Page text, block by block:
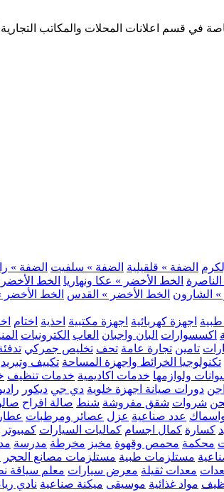
في قسم اعلانات المحلات والمكاتب
الضفة » قلقيلية الضفة » سلفيت الضفة »
الخط الأخضر » عكا ونهاريا الخط
» الشارون الخط الأخضر » القدس الخط الأخضر
طبية اجهزة كهربائية اجهزة مكتبية احذية اختام
اكسسوارات البان واجبان العاب الكترونيات
تامين تجارة عامة تحف تخليص جمركي
تكنولوجيا الخرائط واجهزة المساحة تكييف وتبريد
ولوازمها خدمات اكاديمية خدمات تنظيف
دورات صيانة اجهزة خلوية دي جي ديكور
شروات شقق مفروشة شنط صالة افراح
عدد صناعية عزل عصائر ومرطبات
كسارة كمال اجسام كماليات السيارات كمبيوتر
محكمة محمص وقهوة مخبز مخرطة مدرسة
مستلزمات طبية مستلزمات مصانع الحجر
معدات ثقيلة معرض سيارات معلم سياقة
مواد غذائية موسيقى ميكنة صناعية نادي